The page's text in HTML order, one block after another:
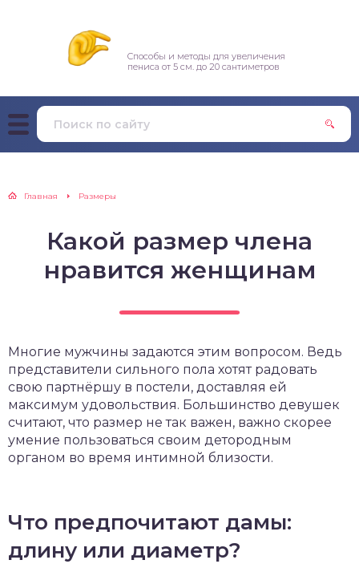
Способы и методы для увеличения
пениса от 5 см. до 20 сантиметров
Главная Размеры
Какой размер члена
нравится женщинам
Многие мужчины задаются этим вопросом. Ведь
представители сильного пола хотят радовать
свою партнёршу в постели, доставляя ей
максимум удовольствия. Большинство девушек
считают, что размер не так важен, важно скорее
умение пользоваться своим детородным
органом во время интимной близости.
Что предпочитают дамы:
длину или диаметр?